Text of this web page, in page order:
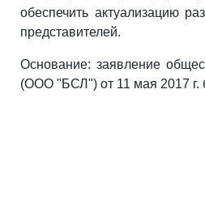
обеспечить актуализацию
представителей.
Основание: заявление
(ООО "БСЛ") от 11 мая 2017 г.